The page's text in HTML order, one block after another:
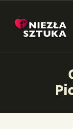
NIEZŁA